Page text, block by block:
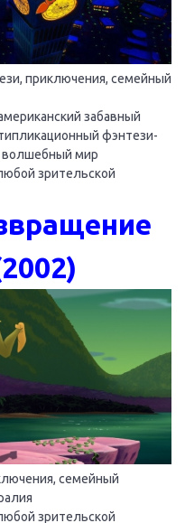
приключения, семейный
забавный
фэнтези-
волшебный мир
зрительской
семейный
зрительской